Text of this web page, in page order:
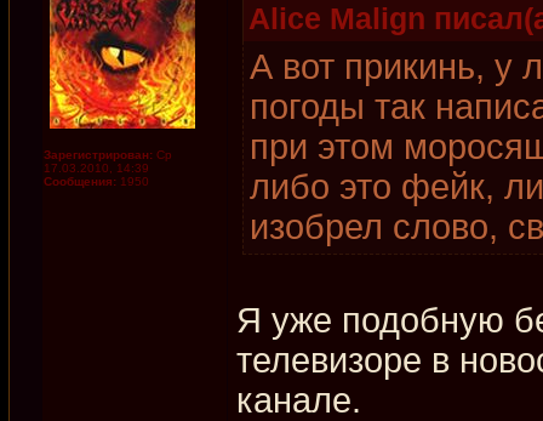
Зарегистрирован: Ср
17.03.2010, 14:39
Сообщения: 1950
Alice Malign
А вот прикинь, у
погоды так
при этом
либо это фейк,
изобрел слово,
Я уже подобную
телевизоре в
канале.